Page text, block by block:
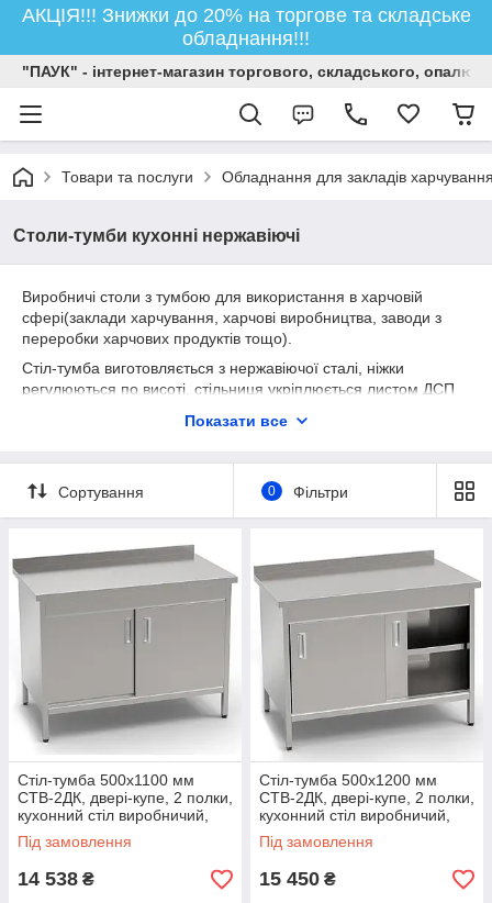
АКЦІЯ!!! Знижки до 20% на торгове та складське
обладнання!!!
"ПАУК" - інтернет-магазин торгового, складського,
Товари та послуги Обладнання для закладів
Столи-тумби кухонні нержавіючі
Виробничі столи з тумбою для використання в харчовій
сфері(заклади харчування, харчові виробництва, заводи з
переробки харчових продуктів тощо).
Стіл-тумба виготовляється з нержавіючої сталі, ніжки
регулюються по висоті, стільниця укріплюється листом ДСП
дві полиці з розпашними дверима, тумба з дверима-купе, три
висувні ящики на телескопічних напрямних.
потрібнк модель на сайті, або ж замовити виготовлення столу
за індивідуальними розмірами. Обирайте тільки якісне
обладнання для вашого бізнесу!
Показати все
Сортування 0 Фільтри
Стіл-тумба 500х1100 мм
СТВ-2ДК, двері-купе, 2 полки,
кухонний стіл виробничий,
стіл на кухню з нержавійки,
стіл для продуктів
Під замовлення
14 538 ₴
Стіл-тумба 500х1200 мм
СТВ-2ДК, двері-купе, 2 полки,
кухонний стіл виробничий,
стіл на кухню з нержавійки,
стіл для продуктів
Під замовлення
15 450 ₴